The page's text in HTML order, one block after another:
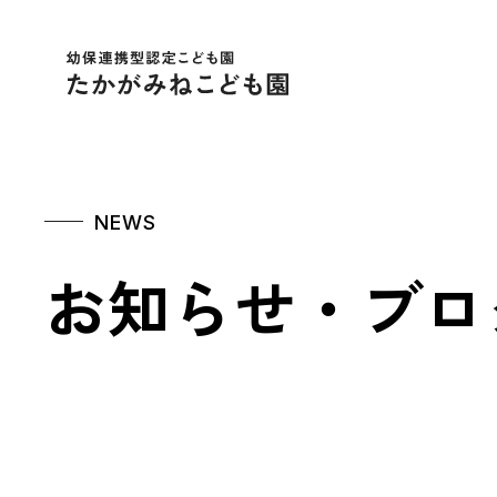
幼保連携型認定こど
NEWS
お知らせ・ブ